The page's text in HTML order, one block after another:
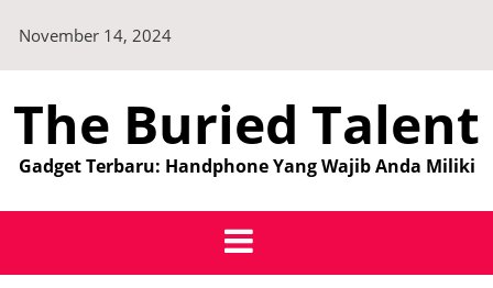
content
November 14, 2024
The Buried Talent
Gadget Terbaru: Handphone Yang Wajib Anda Miliki